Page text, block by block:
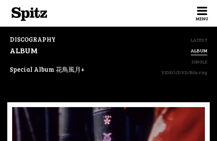
MENU
DISCOGRAPHY
ALBUM
Special Album 花鳥風月+
LATEST
ALBUM
SINGLE
VIDEO/DVD/Blu-ray